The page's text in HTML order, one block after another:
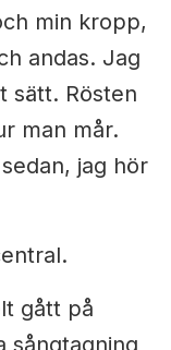
min kropp,
andas. Jag
sätt. Rösten
man mår.
jag hör
gått på
sångtagning